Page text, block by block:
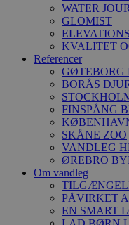
WATER
GLOMIST
KVALITET
Referencer
GØTEBORG
BORÅS
FINSPÅNG
SKÅNE ZOO
VANDLEG
ØREBRO
Om vandleg
PÅVIRKET
EN SMART